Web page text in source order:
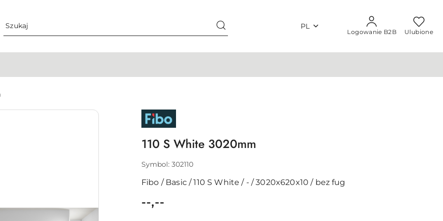
PL
Logowanie B2B Ulubione
FIBO
110 S White 3020mm
Symbol: 302110
Fibo / Basic / 110 S White / - / 3020x620x10 / bez fug
cena:
--,--